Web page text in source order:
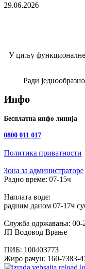
29.06.2026
У циљу функционалне
Ради
Инфо
Бесплатна инфо линија
0800 011 017
Политика приватности
Зона за администраторе
Радно време: 07-15ч
Наплата воде:
радним даном 07-17ч
Служба одржавања: 00-
ЈП Водовод Врање
ПИБ: 100403773
Жиро рачун: 160-7383-